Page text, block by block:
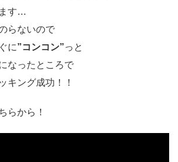
す…
らないので
に”コンコン”っと
なったところで
キング成功！！
らから！